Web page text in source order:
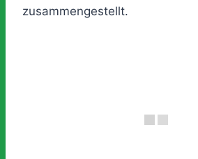
zusammengestellt.